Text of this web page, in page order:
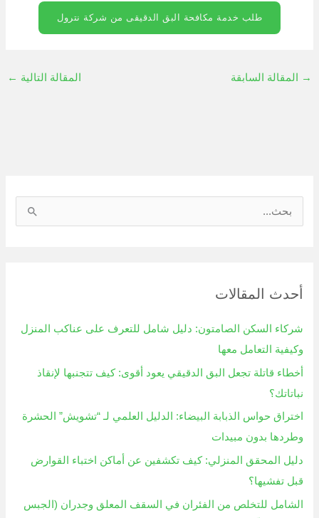
طلب خدمة مكافحة البق الدقيقى من شركة نترول
→ المقالة السابقة المقالة التالية ←
ثأحدث المقالات
شركاء السكن الصامتون: دليل شامل للتعرف على عناكب المنزل
وكيفية التعامل معها
أخطاء قاتلة تجعل البق الدقيقي يعود أقوى: كيف تتجنبها لإنقاذ
نباتاتك؟
اختراق حواس الذبابة البيضاء: الدليل العلمي لـ “تشويش” الحشرة
وطردها بدون مبيدات
دليل المحقق المنزلي: كيف تكشفين عن أماكن اختباء القوارض
قبل تفشيها؟
الشامل للتخلص من الفئران في السقف المعلق وجدران (الجبس